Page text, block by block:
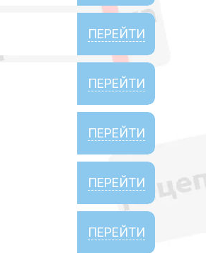
ПЕРЕЙТИ
ПЕРЕЙТИ
ПЕРЕЙТИ
ПЕРЕЙТИ
ПЕРЕЙТИ